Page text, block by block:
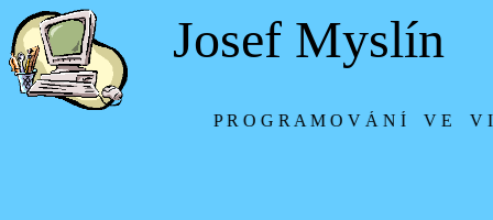
Josef Myslín
P R O G R A M O V Á N Í V E V